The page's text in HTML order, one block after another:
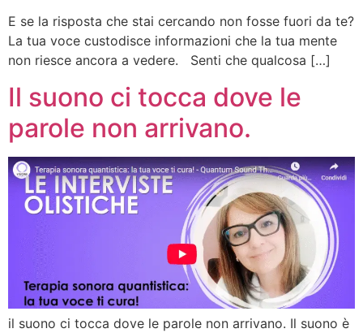
E se la risposta che stai cercando non fosse fuori da te?
La tua voce custodisce informazioni che la tua mente
non riesce ancora a vedere. Senti che qualcosa […]
Il suono ci tocca dove le
parole non arrivano.
il suono ci tocca dove le parole non arrivano. Il suono è